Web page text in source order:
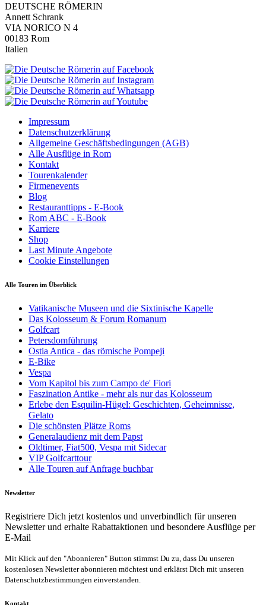
DEUTSCHE RÖMERIN
Annett Schrank
VIA NORICO N 4
00183 Rom
Italien
Impressum
Datenschutzerklärung
Allgemeine Geschäftsbedingungen (AGB)
Alle Ausflüge in Rom
Kontakt
Tourenkalender
Firmenevents
Blog
Restauranttipps - E-Book
Rom ABC - E-Book
Karriere
Shop
Last Minute Angebote
Cookie Einstellungen
Alle Touren im Überblick
Vatikanische Museen und die Sixtinische Kapelle
Das Kolosseum & Forum Romanum
Golfcart
Petersdomführung
Ostia Antica - das römische Pompeji
E-Bike
Vespa
Vom Kapitol bis zum Campo de' Fiori
Faszination Antike - mehr als nur das Kolosseum
Erlebe den Esquilin-Hügel: Geschichten, Geheimnisse,
Gelato
Die schönsten Plätze Roms
Generalaudienz mit dem Papst
Oldtimer, Fiat500, Vespa mit Sidecar
VIP Golfcarttour
Alle Touren auf Anfrage buchbar
Newsletter
Registriere Dich jetzt kostenlos und unverbindlich für unseren
Newsletter und erhalte Rabattaktionen und besondere Ausflüge per
E-Mail
Mit Klick auf den "Abonnieren" Button stimmst Du zu, dass Du unseren
kostenlosen Newsletter abonnieren möchtest und erklärst Dich mit unseren
Datenschutzbestimmungen einverstanden.
Kontakt